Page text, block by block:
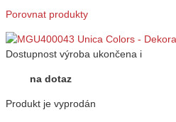
Porovnat produkty
Dostupnost výroba ukončena i
na dotaz
Produkt je vyprodán